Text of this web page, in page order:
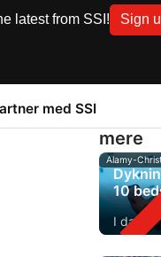
latest from SSI! Sign
med SSI
mere
Alamy-
10
I dag